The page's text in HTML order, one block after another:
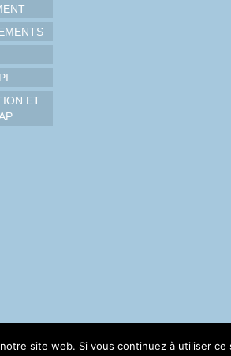
ET
site web. Si vous continuez à utiliser